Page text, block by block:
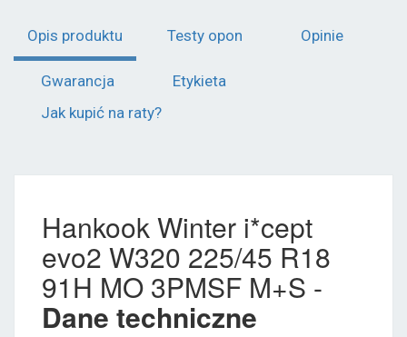
Opis produktu Testy opon Opinie
Gwarancja
Etykieta
Jak kupić na raty?
Hankook Winter i*cept
evo2 W320 225/45 R18
91H MO 3PMSF M+S -
Dane techniczne